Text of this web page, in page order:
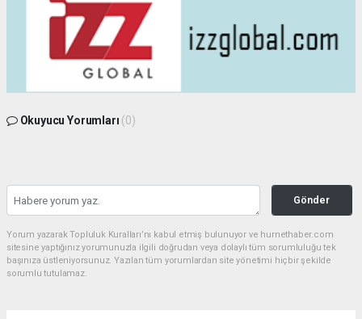
Okuyucu Yorumları (0)
Gönder
Yorum yazarak Topluluk Kuralları’nı kabul etmiş bulunuyor ve hurnethaber.com
sitesine yaptığınız yorumunuzla ilgili doğrudan veya dolaylı tüm sorumluluğu tek
başınıza üstleniyorsunuz. Yazılan tüm yorumlardan site yönetimi hiçbir şekilde
sorumlu tutulamaz.